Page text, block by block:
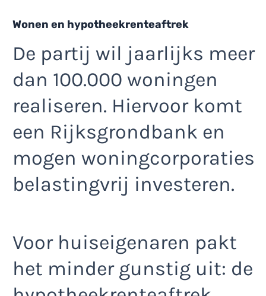
Wonen en hypotheekrenteaftrek
De partij wil jaarlijks meer
dan 100.000 woningen
realiseren. Hiervoor komt
een Rijksgrondbank en
mogen woningcorporaties
belastingvrij investeren.
Voor huiseigenaren pakt
het minder gunstig uit: de